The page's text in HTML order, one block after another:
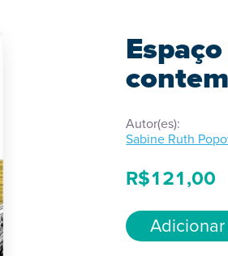
Autor(es):
Sabine Ruth
R$121,00